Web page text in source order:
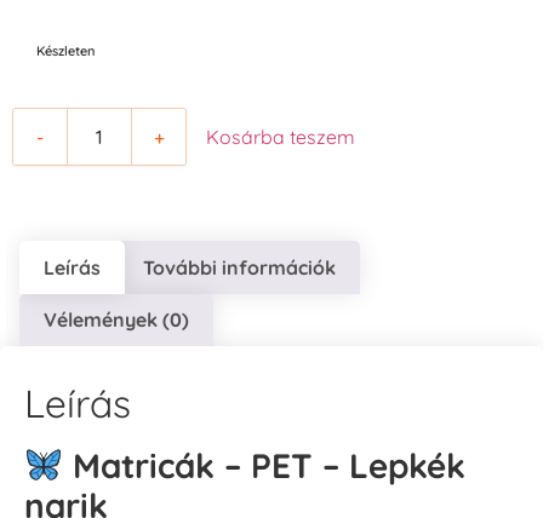
Készleten
- + Kosárba teszem
Leírás További információk
Vélemények (0)
Leírás
Matricák – PET – Lepkék
narik